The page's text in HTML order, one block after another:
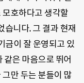
호하다고 생각할
습니다. 그 결과 현재
금이 잘 운영되고 있
같은 마음으로 뛰어
만 두는 분들이 많